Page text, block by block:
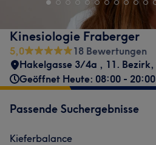
Kinesiologie Fraberger
5,0
18 Bewertungen
Hakelgasse 3/4a , 11. Bezirk,
Geöffnet Heute: 08:00 - 20:00
Passende Suchergebnisse
Kieferbalance